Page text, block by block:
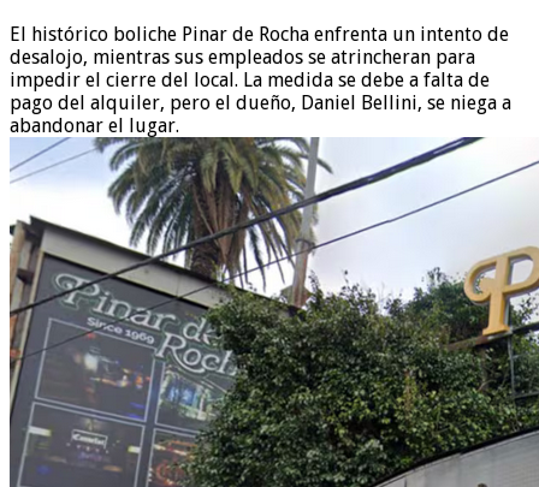
El histórico boliche Pinar de Rocha enfrenta un intento de
desalojo, mientras sus empleados se atrincheran para
impedir el cierre del local. La medida se debe a falta de
pago del alquiler, pero el dueño, Daniel Bellini, se niega a
abandonar el lugar.